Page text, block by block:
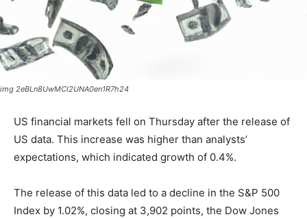
img 2eBLn8UwMCl2UNA0en1R7h24
US financial markets fell on Thursday after the release of
US data. This increase was higher than analysts’
expectations, which indicated growth of 0.4%.
The release of this data led to a decline in the S&P 500
Index by 1.02%, closing at 3,902 points, the Dow Jones